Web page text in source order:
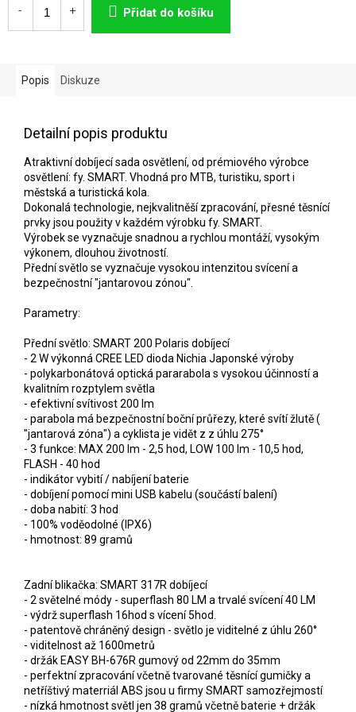
cena:
Přidat do košíku
Popis Diskuze
Detailní popis produktu
Atraktivní dobíjecí sada osvětlení, od prémiového výrobce
osvětlení: fy. SMART. Vhodná pro MTB, turistiku, sport i
městská a turistická kola.
Dokonalá technologie, nejkvalitněší zpracování, přesné těsnící
prvky jsou použity v každém výrobku fy. SMART.
Výrobek se vyznačuje snadnou a rychlou montáží, vysokým
výkonem, dlouhou životností.
Přední světlo se vyznačuje vysokou intenzitou svícení a
bezpečnostní "jantarovou zónou".
Parametry:
Přední světlo: SMART 200 Polaris dobíjecí
- 2 W výkonná CREE LED dioda Nichia Japonské výroby
- polykarbonátová optická pararabola s vysokou účinností a
kvalitním rozptylem světla
- efektivní svítivost 200 lm
- parabola má bezpečnostní boční průřezy, které svítí žlutě (
"jantarová zóna") a cyklista je vidět z z úhlu 275°
- 3 funkce: MAX 200 lm - 2,5 hod, LOW 100 lm - 10,5 hod,
FLASH - 40 hod
- indikátor vybití / nabíjení baterie
- dobíjení pomocí mini USB kabelu (součástí balení)
- doba nabití: 3 hod
- 100% voděodolné (IPX6)
- hmotnost: 89 gramů
Zadní blikačka: SMART 317R dobíjecí
- 2 světelné módy - superflash 80 LM a trvalé svícení 40 LM
- výdrž superflash 16hod s vícení 5hod.
- patentově chráněný design - světlo je viditelné z úhlu 260°
- viditelnost až 1600metrů
- držák EASY BH-676R gumový od 22mm do 35mm
- perfektní zpracování včetně tvarované těsnící gumičky a
netříštivý materriál ABS jsou u firmy SMART samozřejmostí
- nízká hmotnost světl jen 38 gramů včetně baterie + držák